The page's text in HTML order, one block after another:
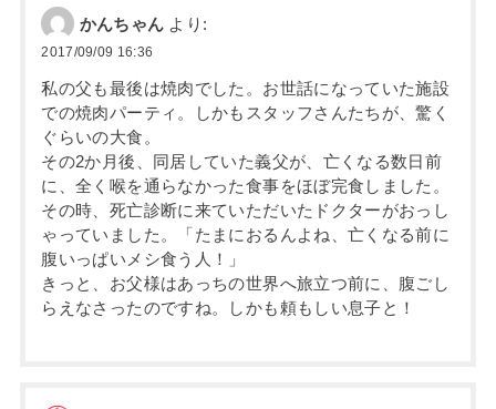
かんちゃん より:
2017/09/09 16:36
私の父も最後は焼肉でした。お世話になっていた施設
での焼肉パーティ。しかもスタッフさんたちが、驚く
ぐらいの大食。
その2か月後、同居していた義父が、亡くなる数日前
に、全く喉を通らなかった食事をほぼ完食しました。
その時、死亡診断に来ていただいたドクターがおっし
ゃっていました。「たまにおるんよね、亡くなる前に
腹いっぱいメシ食う人！」
きっと、お父様はあっちの世界へ旅立つ前に、腹ごし
らえなさったのですね。しかも頼もしい息子と！